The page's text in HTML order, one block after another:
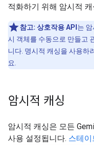
적화하기 위해 암시적
참고: 상호작용 API 는
시 객체를 수동으로 만들고
니다. 명시적 캐싱을 사용하
요.
암시적 캐싱
암시적 캐싱은 모든
사용 설정됩니다. 스테